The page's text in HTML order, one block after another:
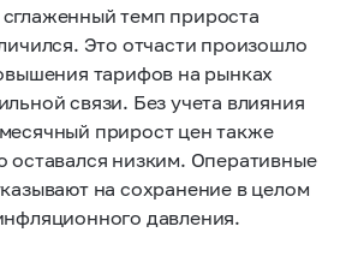
темп прироста
Это отчасти произошло
тарифов на рынках
связи. Без учета влияния
прирост цен также
оставался низким. Оперативные
на сохранение в целом
давления.